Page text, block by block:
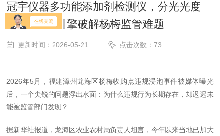
冠宇仪器多功能添加剂检测仪，分光光度
+胶体金双引擎破解杨梅监管难题
更新时间：2026-05-21 点击次数：73
2026年5月，福建漳州龙海区杨梅收购点违规浸泡事件被媒体曝光
后，一个尖锐的问题浮出水面：为什么违规行为长期存在，却迟迟未
能被监管部门发现？
据新华社报道，龙海区农业农村局负责人坦言，今年以来当地已加大